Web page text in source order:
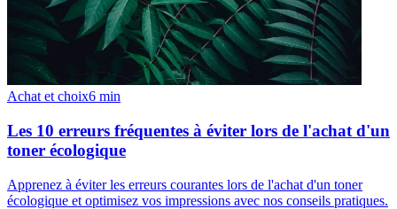
Achat et choix6 min
Les 10 erreurs fréquentes à éviter lors de l'achat d'un
toner écologique
Apprenez à éviter les erreurs courantes lors de l'achat d'un toner
écologique et optimisez vos impressions avec nos conseils pratiques.